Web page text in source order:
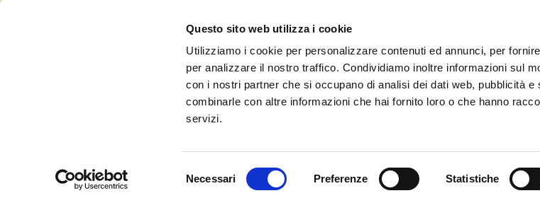
Questo sito web utilizza i cookie
Utilizziamo i cookie per personalizzare contenuti ed annunci, per
per analizzare il nostro traffico. Condividiamo inoltre informazioni sul
con i nostri partner che si occupano di analisi dei dati web, pubblicità e
combinarle con altre informazioni che hai fornito loro o che hanno
servizi.
Necessari Preferenze Statistiche
Curato da UOLLI, con l’amorevole complicità diEnsoul